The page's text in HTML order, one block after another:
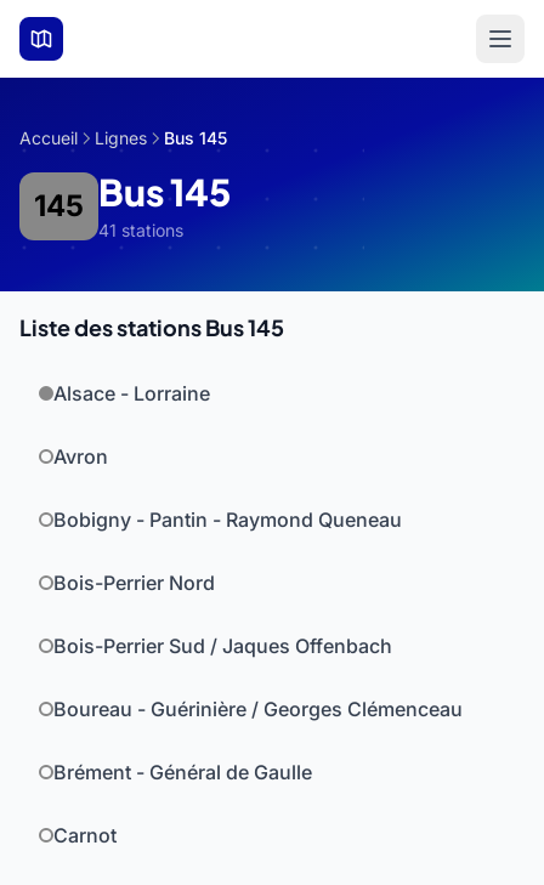
Aller au contenu principal
Accueil Lignes Bus 145
145 Bus 145
41 stations
Liste des stations Bus 145
Alsace - Lorraine
Avron
Bobigny - Pantin - Raymond Queneau
Bois-Perrier Nord
Bois-Perrier Sud / Jaques Offenbach
Boureau - Guérinière / Georges Clémenceau
Brément - Général de Gaulle
Carnot